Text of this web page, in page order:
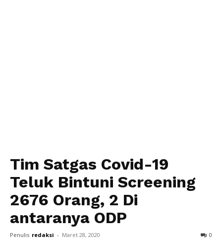
Tim Satgas Covid-19
Teluk Bintuni Screening
2676 Orang, 2 Di
antaranya ODP
Penulis redaksi - Maret 28, 2020 0